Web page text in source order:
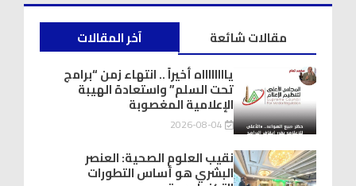
آخر المقالات
مقالات شائعة
يااااااااه أخيراً .. انتهاء زمن “برامج
تحت السلم” واستعادة الهيبة
الإعلامية المغصوبة
2026-08-04
نقيب العلوم الصحية: العنصر
البشري هو أساس التطورات